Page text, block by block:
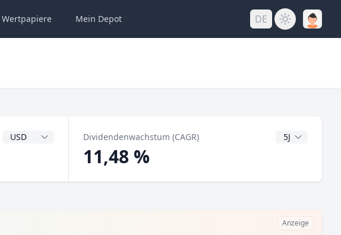
Wertpapiere Mein Depot DE
DividendenwährungDividendenwachstum (CAGR) CAGR Jahre
11,48 %
Anzeige